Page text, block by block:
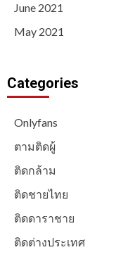
June 2021
May 2021
Categories
Onlyfans
ตามติดผู้
ติดกล้าม
ติดชายไทย
ติดดาราชาย
ติดต่างประเทศ